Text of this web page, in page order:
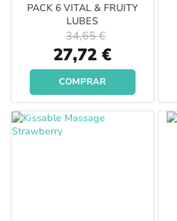
PACK 6 VITAL & FRUITY
LUBES
Special
Price
27,72 €
34,65 €
COMPRAR